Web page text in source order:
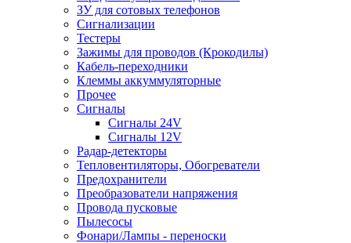
ЗУ для сотовых телефонов
Сигнализации
Тестеры
Зажимы для проводов (Крокодилы)
Кабель-переходники
Клеммы аккуммуляторные
Прочее
Сигналы
Сигналы 24V
Сигналы 12V
Радар-детекторы
Тепловентиляторы, Обогреватели
Предохранители
Преобразователи напряжения
Провода пусковые
Пылесосы
Фонари/Лампы - переноски